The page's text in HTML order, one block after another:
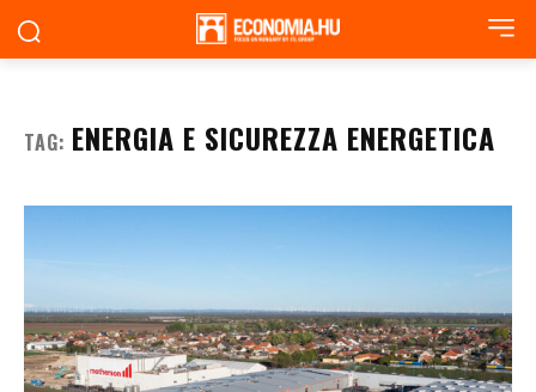
TAG: ENERGIA E SICUREZZA ENERGETICA